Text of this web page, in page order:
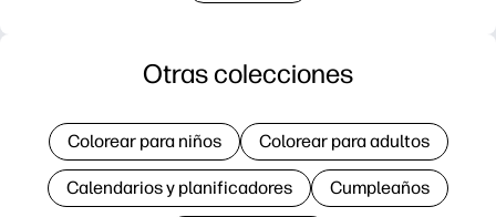
Otras colecciones
Colorear para niños Colorear para adultos
Calendarios y planificadores Cumpleaños